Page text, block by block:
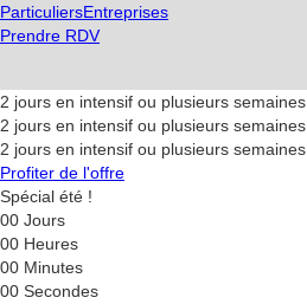
ParticuliersEntreprises
Prendre RDV
2 jours en intensif ou plusieurs
2 jours en intensif ou plusieurs
2 jours en intensif ou plusieurs
Profiter de l'offre
Spécial été !
00 Jours
00 Heures
00 Minutes
00 Secondes